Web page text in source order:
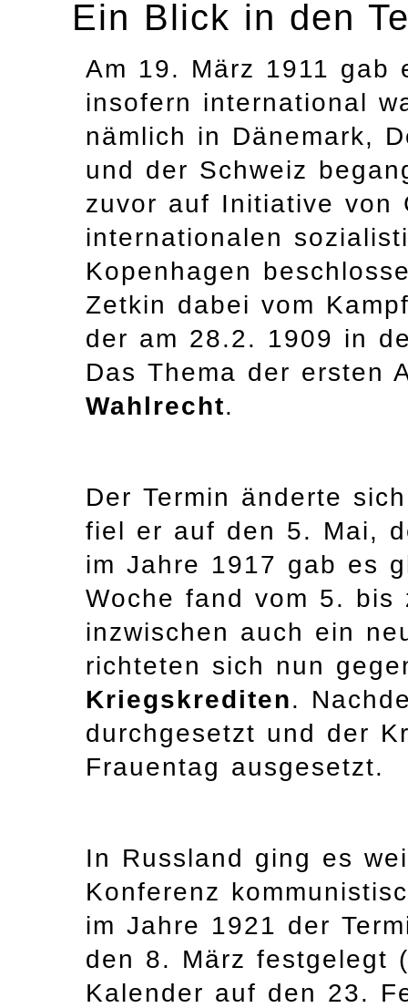
Ein Blick in den
Am 19. März 1911 gab
insofern international
nämlich in Dänemark,
und der Schweiz
zuvor auf Initiative von
internationalen
Kopenhagen
Zetkin dabei vom
der am 28.2. 1909 in
Das Thema der ersten
Wahlrecht.
Der Termin änderte
fiel er auf den 5. Mai,
im Jahre 1917 gab es
Woche fand vom 5.
inzwischen auch ein
richteten sich nun
Kriegskrediten.
durchgesetzt und der
Frauentag ausgesetzt.
In Russland ging es
Konferenz
im Jahre 1921 der
den 8. März festgelegt
Kalender auf den 23.